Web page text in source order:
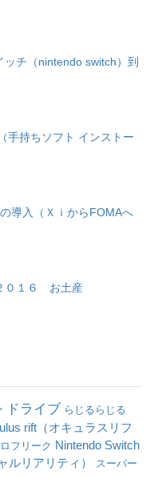
ッチ（nintendo switch）到
手持ちソフト インストー
導入（ＸｉからFOMAへ
０１６ お土産
ドライブ らじるらじる
rift（オキュラスリフ
フリーク Nintendo Switch
ルリアリティ）
スーパー